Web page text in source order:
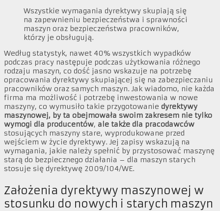
Wszystkie wymagania dyrektywy skupiają się
na zapewnieniu bezpieczeństwa i sprawności
maszyn oraz bezpieczeństwa pracowników,
którzy je obsługują.
Według statystyk, nawet 40% wszystkich wypadków
podczas pracy następuje podczas użytkowania różnego
rodzaju maszyn, co dość jasno wskazuje na potrzebę
opracowania dyrektywy skupiającej się na zabezpieczaniu
pracowników oraz samych maszyn. Jak wiadomo, nie każda
firma ma możliwość i potrzebę inwestowania w nowe
maszyny, co wymusiło takie przygotowanie dyrektywy
maszynowej, by ta obejmowała swoim zakresem nie tylko
wymogi dla producentów, ale także dla pracodawców
stosujących maszyny stare, wyprodukowane przed
wejściem w życie dyrektywy. Jej zapisy wskazują na
wymagania, jakie należy spełnić by przystosować maszynę
starą do bezpiecznego działania – dla maszyn starych
stosuje się dyrektywę 2009/104/WE.
Założenia dyrektywy maszynowej w
stosunku do nowych i starych maszyn